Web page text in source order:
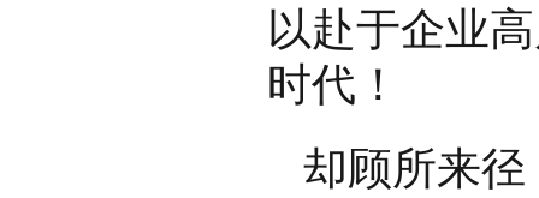
以赴于企业
时代！
却顾所来